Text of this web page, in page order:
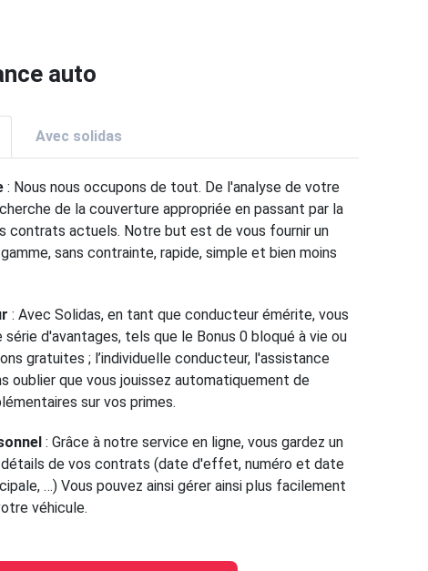
auto
Avec solidas
: Nous nous occupons de tout. De l'analyse de votre
de la couverture appropriée en passant par la
contrats actuels. Notre but est de vous fournir un
sans contrainte, rapide, simple et bien moins
: Avec Solidas, en tant que conducteur émérite, vous
série d'avantages, tels que le Bonus 0 bloqué à vie ou
gratuites ; l’individuelle conducteur, l'assistance
oublier que vous jouissez automatiquement de
sur vos primes.
: Grâce à notre service en ligne, vous gardez un
de vos contrats (date d'effet, numéro et date
…) Vous pouvez ainsi gérer ainsi plus facilement
véhicule.